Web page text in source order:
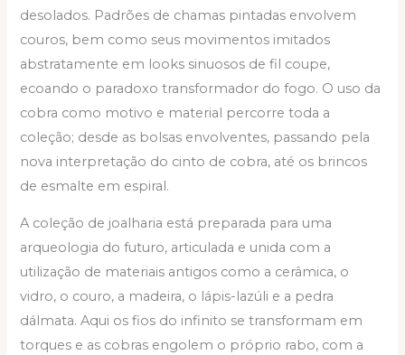
desolados. Padrões de chamas pintadas envolvem
couros, bem como seus movimentos imitados
abstratamente em looks sinuosos de fil coupe,
ecoando o paradoxo transformador do fogo. O uso da
cobra como motivo e material percorre toda a
coleção; desde as bolsas envolventes, passando pela
nova interpretação do cinto de cobra, até os brincos
de esmalte em espiral.
A coleção de joalharia está preparada para uma
arqueologia do futuro, articulada e unida com a
utilização de materiais antigos como a cerâmica, o
vidro, o couro, a madeira, o lápis-lazúli e a pedra
dálmata. Aqui os fios do infinito se transformam em
torques e as cobras engolem o próprio rabo, com a